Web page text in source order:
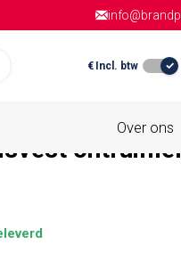
Gratis
€ Incl. btw
Over ons